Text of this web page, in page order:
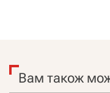
Вам також